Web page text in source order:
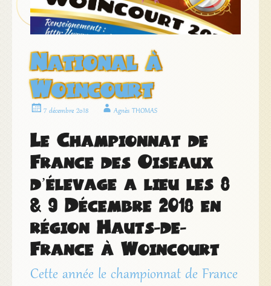
National à
Woincourt
7 décembre 2018 Agnès THOMAS
Le Championnat de
France des Oiseaux
d’élevage a lieu les 8
& 9 Décembre 2018 en
région Hauts-de-
France à Woincourt
Cette année le championnat de France